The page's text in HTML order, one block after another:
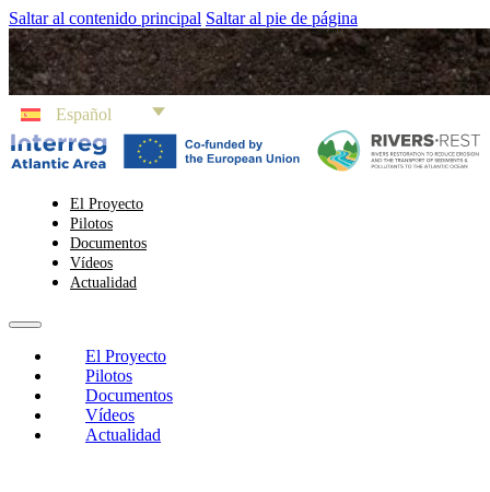
Saltar al contenido principal Saltar al pie de página
Español
El Proyecto
Pilotos
Documentos
Vídeos
Actualidad
El Proyecto
Pilotos
Documentos
Vídeos
Actualidad